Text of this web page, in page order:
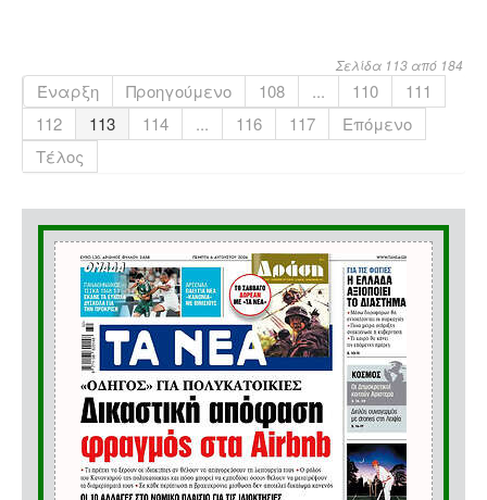
Σελίδα 113 από 184
Έναρξη Προηγούμενο 108 ... 110
111
112
113 114 ... 116 117
Επόμενο
Τέλος